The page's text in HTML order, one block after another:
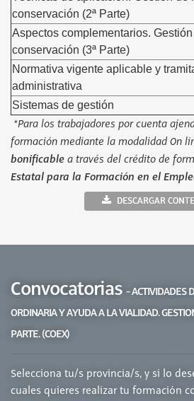
conservación (2ª Parte)
Aspectos complementarios.
conservación (3ª Parte)
Normativa vigente aplicable y
administrativa
Sistemas de gestión
*Para los trabajadores por cuenta
formación mediante la modalidad On
bonificable a través del crédito de
Estatal para la Formación en el
DESCARGAR
Convocatorias - ACTIVIDADES
ORDINARIA Y AYUDA A LA VIALIDAD.
PARTE. (COEX)
Selecciona tu/s provincia/s, y si lo
cuales quieres realizar tu formación